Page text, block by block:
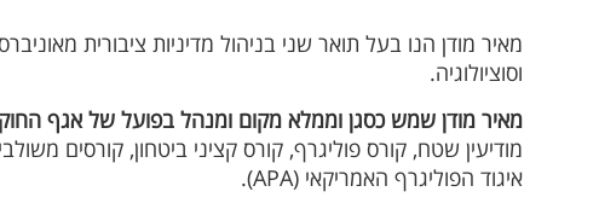
מאיר מודן הנו בעל תואר שני בניהול מדיניות ציבורית
וסוציולוגיה.
מאיר מודן שמש כסגן וממלא מקום ומנהל בפועל של אגף
מודיעין שטח, קורס פוליגרף, קורס קציני ביטחון, קורסים
איגוד הפוליגרף האמריקאי (APA).